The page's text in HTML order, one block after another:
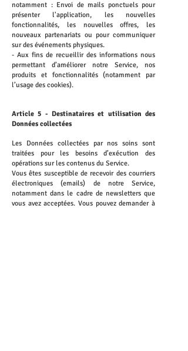
notamment : Envoi de mails ponctuels pour
présenter l'application, les nouvelles
fonctionnalités, les nouvelles offres, les
nouveaux partenariats ou pour communiquer
sur des événements physiques.
- Aux fins de recueillir des informations nous
permettant d’améliorer notre Service, nos
produits et fonctionnalités (notamment par
l’usage des cookies).
Article 5 - Destinataires et utilisation des
Données collectées
Les Données collectées par nos soins sont
traitées pour les besoins d’exécution des
opérations sur les contenus du Service.
Vous êtes susceptible de recevoir des courriers
électroniques (emails) de notre Service,
notamment dans le cadre de newsletters que
vous avez acceptées. Vous pouvez demander à